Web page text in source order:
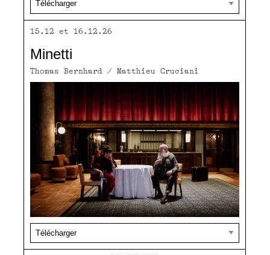
15.12 et 16.12.26
Minetti
Thomas Bernhard / Matthieu Cruciani